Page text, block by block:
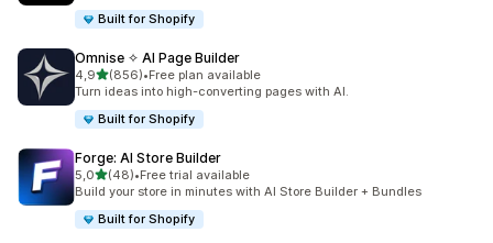
Built for Shopify
Omnise ✧ AI Page Builder
4,95 yıldız üzerinden
(856)
toplam 856 değerlendirme
•Free plan available
Turn ideas into high-converting pages with AI.
Built for Shopify
Forge: AI Store Builder
5,05 yıldız üzerinden
(48)
toplam 48 değerlendirme
•Free trial available
Build your store in minutes with AI Store Builder + Bundles
Built for Shopify